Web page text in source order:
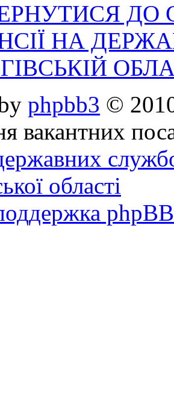
ДО
НА
phpbb3 ©
вакантних
області
phpBB